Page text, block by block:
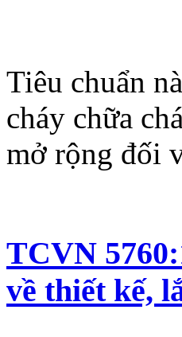
Tiêu chuẩn
cháy chữa
mở rộng đối
TCVN
về thiết kế,